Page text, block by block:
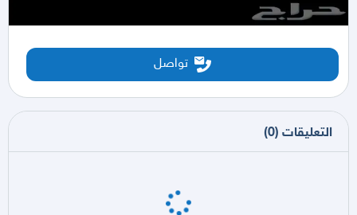
تواصل
التعليقات (
0
)